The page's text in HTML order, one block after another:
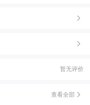
暂无评价
查看全部